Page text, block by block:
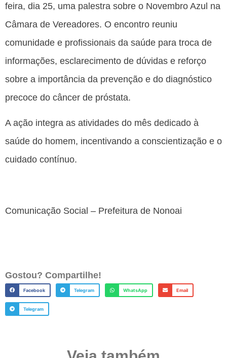
feira, dia 25, uma palestra sobre o Novembro Azul na
Câmara de Vereadores. O encontro reuniu
comunidade e profissionais da saúde para troca de
informações, esclarecimento de dúvidas e reforço
sobre a importância da prevenção e do diagnóstico
precoce do câncer de próstata.
A ação integra as atividades do mês dedicado à
saúde do homem, incentivando a conscientização e o
cuidado contínuo.
Comunicação Social – Prefeitura de Nonoai
Gostou? Compartilhe!
Facebook Telegram WhatsApp Email
Telegram